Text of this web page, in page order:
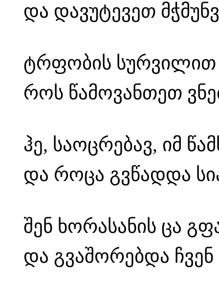
და დავუტევეთ
ტრფობის სურვილით
როს წამოვანთეთ
ჰე, საოცრებავ, იმ
და როცა გვწადდა
შენ ხორასანის ცა
და გვაშორებდა